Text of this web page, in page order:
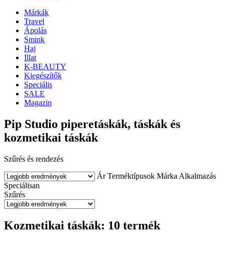
Márkák
Travel
Ápolás
Smink
Haj
Illat
K-BEAUTY
Kiegészítők
Speciális
SALE
Magazin
Pip Studio piperetáskák, táskák és
kozmetikai táskák
Szűrés és rendezés
Ár Terméktípusok Márka Alkalmazás
Speciálisan
Szűrés
Kozmetikai táskák: 10 termék